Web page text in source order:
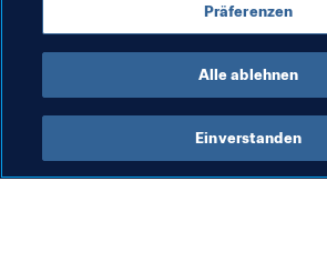
Poland
Präferenzen
Alle ablehnen
Einverstanden